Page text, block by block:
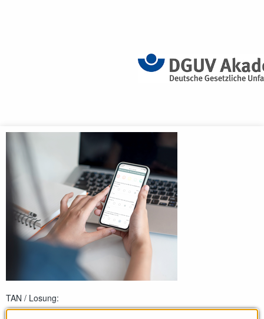
Anmeldebildschirm
TAN / Losung: